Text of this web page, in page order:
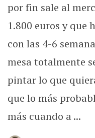
por fin sale al
1.800 euros y que
con las 4-6
mesa totalmente
pintar lo que
que lo más
más cuando a ...